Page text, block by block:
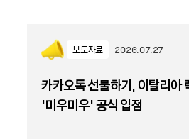
보도자료 2026.07.27
카카오톡 선물하기, 이탈리아
'미우미우' 공식 입점